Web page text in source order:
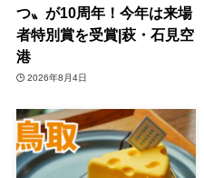
つ〟が10周年！今年は来場
者特別賞を受賞|萩・石見空
港
2026年8月4日